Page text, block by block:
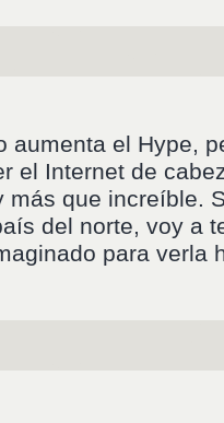
aumenta el Hype,
el Internet de
más que increíble.
del norte, voy a
para verla